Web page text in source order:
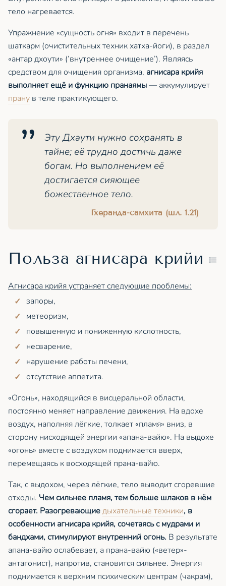
тело нагревается.
Упражнение «сущность огня» входит в перечень
шаткарм (очистительных техник хатха-йоги), в раздел
«антар дхоути» (‘внутреннее очищение’). Являясь
средством для очищения организма, агнисара крийя
выполняет ещё и функцию пранаямы— аккумулирует
прану в теле практикующего.
Эту Дхаути нужно сохранять в
тайне; её трудно достичь даже
богам. Но выполнением её
достигается сияющее
божественное тело.
Гхеранда-самхита (шл. 1.21)
Польза агнисара крийи
Агнисара крийя устраняет следующие проблемы:
запоры,
метеоризм,
повышенную и пониженную кислотность,
несварение,
нарушение работы печени,
отсутствие аппетита.
«Огонь», находящийся в висцеральной области,
постоянно меняет направление движения. На вдохе
воздух, наполняя лёгкие, толкает «пламя» вниз, в
сторону нисходящей энергии «апана-вайю». На выдохе
«огонь» вместе с воздухом поднимается вверх,
перемещаясь к восходящей прана-вайю.
Так, с выдохом, через лёгкие, тело выводит сгоревшие
отходы. Чем сильнее пламя, тем больше шлаков в нём
сгорает. Разогревающиедыхательные техники, в
особенности агнисара крийя, сочетаясь с мудрами и
бандхами, стимулируют внутренний огонь. В результате
апана-вайю ослабевает, а прана-вайю («ветер»-
антагонист), напротив, становится сильнее. Энергия
поднимается к верхним психическим центрам (чакрам),